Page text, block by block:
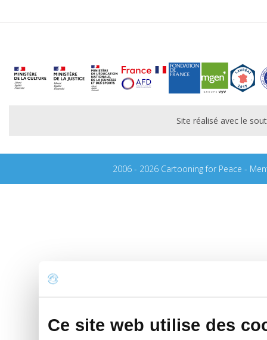
Ce site web utilise des
Site réalisé avec le
2006 - 2026 Cartooning for Peace -